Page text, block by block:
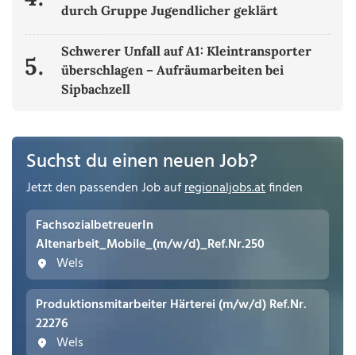
durch Gruppe Jugendlicher geklärt
5.
Schwerer Unfall auf A1: Kleintransporter
überschlagen – Aufräumarbeiten bei
Sipbachzell
Suchst du einen neuen Job?
Jetzt den passenden Job aufregionaljobs.atfinden
FachsozialbetreuerIn
Altenarbeit_Mobile_(m/w/d)_Ref.Nr.250
Wels
Produktionsmitarbeiter Härterei (m/w/d) Ref.Nr.
22276
Wels